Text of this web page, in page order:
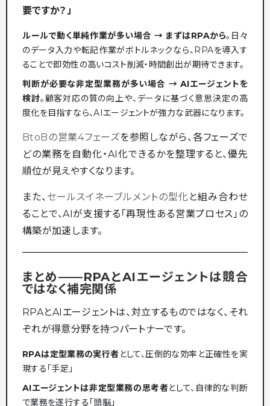
要ですか？」
ルールで動く単純作業が多い場合 → まずはRPAから。日々
のデータ入力や転記作業がボトルネックなら、RPAを導入す
ることで即効性の高いコスト削減・時間創出が期待できます。
判断が必要な非定型業務が多い場合 → AIエージェントを
検討。顧客対応の質の向上や、データに基づく意思決定の高
度化を目指すなら、AIエージェントが強力な武器になります。
BtoBの営業4フェーズを参照しながら、各フェーズで
どの業務を自動化・AI化できるかを整理すると、優先
順位が見えやすくなります。
また、 セールスイネーブルメントの型化 と組み合わせ
ることで、AIが支援する「再現性ある営業プロセス」の
構築が加速します。
まとめ——RPAとAIエージェントは競合
ではなく補完関係
RPAとAIエージェントは、対立するものではなく、それ
ぞれが得意分野を持つパートナーです。
RPAは定型業務の実行者として、圧倒的な効率と正確性を実
現する「手足」
AIエージェントは非定型業務の思考者として、自律的な判断
で業務を遂行する「頭脳」